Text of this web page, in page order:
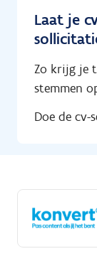
Laat je
Zo krijg je
stemmen
Doe de cv-